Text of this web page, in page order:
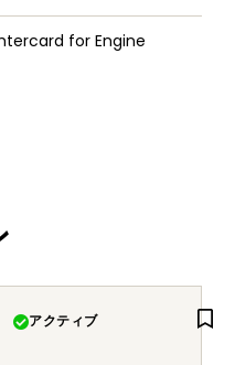
for Engine
アクティブ